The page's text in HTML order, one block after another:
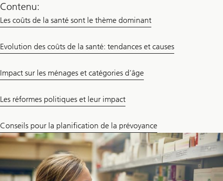
Contenu:
Les coûts de la santé sont le thème dominant
Evolution des coûts de la santé: tendances et causes
Impact sur les ménages et catégories d’âge
Les réformes politiques et leur impact
Conseils pour la planification de la prévoyance